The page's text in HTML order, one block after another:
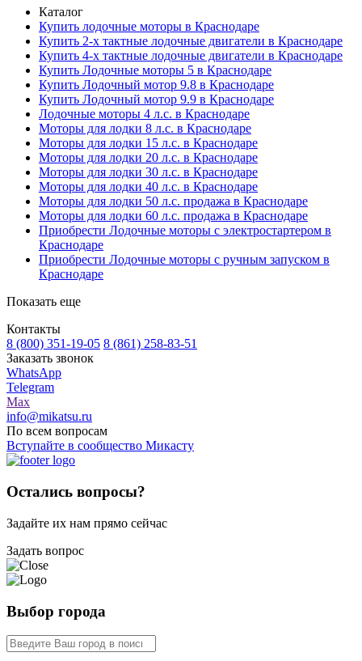
Каталог
Купить лодочные моторы в Краснодаре
Купить 2-х тактные лодочные двигатели в Краснодаре
Купить 4-х тактные лодочные двигатели в Краснодаре
Купить Лодочные моторы 5 в Краснодаре
Купить Лодочный мотор 9.8 в Краснодаре
Купить Лодочный мотор 9.9 в Краснодаре
Лодочные моторы 4 л.с. в Краснодаре
Моторы для лодки 8 л.с. в Краснодаре
Моторы для лодки 15 л.с. в Краснодаре
Моторы для лодки 20 л.с. в Краснодаре
Моторы для лодки 30 л.с. в Краснодаре
Моторы для лодки 40 л.с. в Краснодаре
Моторы для лодки 50 л.с. продажа в Краснодаре
Моторы для лодки 60 л.с. продажа в Краснодаре
Приобрести Лодочные моторы с электростартером в
Краснодаре
Приобрести Лодочные моторы с ручным запуском в
Краснодаре
Показать еще
Контакты
8 (800) 351-19-05 8 (861) 258-83-51
Заказать звонок
WhatsApp
Telegram
Max
info@mikatsu.ru
По всем вопросам
Вступайте в сообщество Микасту
Остались вопросы?
Задайте их нам прямо сейчас
Задать вопрос
Выбор города